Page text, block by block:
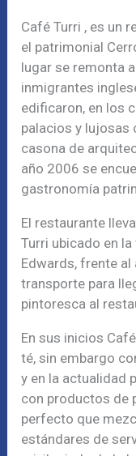
Café Turri , es un
el patrimonial
lugar se remonta
inmigrantes
edificaron, en los
palacios y lujosas
casona de
año 2006 se
gastronomía
El restaurante
Turri ubicado en
Edwards, frente
transporte para
pintoresca al
En sus inicios
té, sin embargo
y en la actualidad
con productos de
perfecto que
estándares de